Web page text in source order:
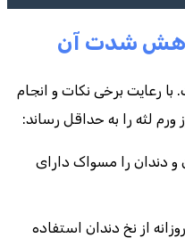
کاهش شدت آن
رعایت برخی نکات و انجام
لثه را به حداقل رساند:
و دندان را مسواک دارای
از نخ دندان استفاده